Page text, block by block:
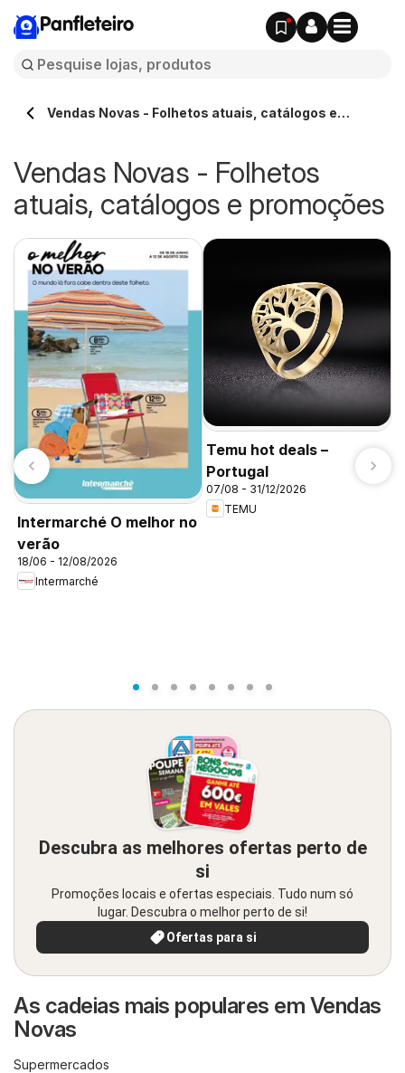
Panfleteiro
Vendas Novas - Folhetos atuais, catálogos e
Vendas Novas - Folhetos
atuais, catálogos e promoções
Intermarché O melhor no
verão
18/06 - 12/08/2026
Intermarché
Temu hot deals –
Portugal
07/08 - 31/12/2026
TEMU
Descubra as melhores ofertas perto de
si
Promoções locais e ofertas especiais. Tudo num só
lugar. Descubra o melhor perto de si!
Ofertas para si
As cadeias mais populares em Vendas
Novas
Supermercados